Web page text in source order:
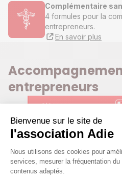
Bienvenue sur le site de
l'association Adie
Plateforme de
Nous utilisons des cookies pour
services, mesurer la fréquentation
contenus adaptés.
Complémentaire
4 formules pour la
entrepreneurs.
En savoir plus
entrepreneurs